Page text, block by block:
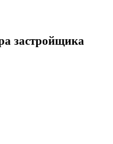
застройщика